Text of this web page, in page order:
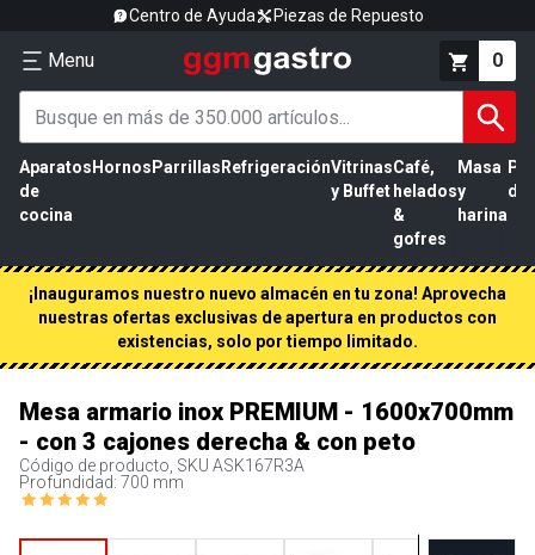
Centro de Ayuda Piezas de Repuesto
Menu 0
Aparatos
de
cocina
Hornos Parrillas RefrigeraciónVitrinas
y Buffet
Café,
helados
&
gofres
Masa
y
harina
de
¡Inauguramos nuestro nuevo almacén en tu zona! Aprovecha
nuestras ofertas exclusivas de apertura en productos con
existencias, solo por tiempo limitado.
Mesa armario inox PREMIUM - 1600x700mm
- con 3 cajones derecha & con peto
Código de producto, SKU ASK167R3A
Profundidad: 700 mm